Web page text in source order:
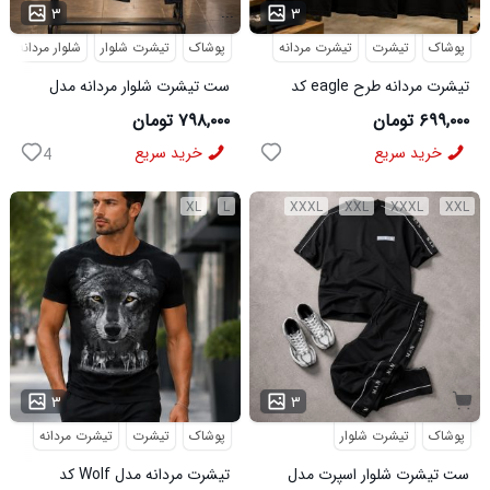
۳ ...
پوشاک تیشرت شلوار شلوار مردانه
ست تیشرت شلوار مردانه مدل
Adidas کد 6569
۷۹۸,۰۰۰ تومان
خرید سریع 4
۳ ...
پوشاک تیشرت تیشرت مردانه
تیشرت مردانه طرح eagle کد
6545
۶۹۹,۰۰۰ تومان
خرید سریع
L
XL
۳
پوشاک تیشرت تیشرت مردانه
تیشرت مردانه مدل Wolf کد
XXL
XXXL
XXL
XXXL
۳
پوشاک تیشرت شلوار
ست تیشرت شلوار اسپرت مدل